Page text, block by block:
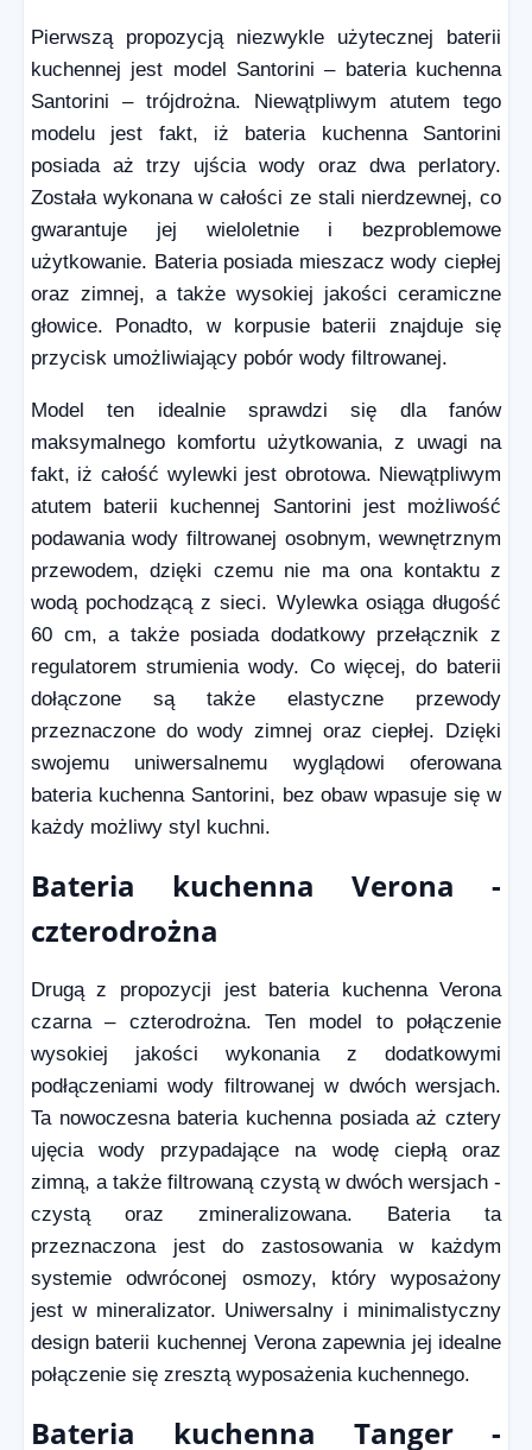
Pierwszą propozycją niezwykle użytecznej baterii
kuchennej jest model Santorini – bateria kuchenna
Santorini – trójdrożna. Niewątpliwym atutem tego
modelu jest fakt, iż bateria kuchenna Santorini
posiada aż trzy ujścia wody oraz dwa perlatory.
Została wykonana w całości ze stali nierdzewnej, co
gwarantuje jej wieloletnie i bezproblemowe
użytkowanie. Bateria posiada mieszacz wody ciepłej
oraz zimnej, a także wysokiej jakości ceramiczne
głowice. Ponadto, w korpusie baterii znajduje się
przycisk umożliwiający pobór wody filtrowanej.
Model ten idealnie sprawdzi się dla fanów
maksymalnego komfortu użytkowania, z uwagi na
fakt, iż całość wylewki jest obrotowa. Niewątpliwym
atutem baterii kuchennej Santorini jest możliwość
podawania wody filtrowanej osobnym, wewnętrznym
przewodem, dzięki czemu nie ma ona kontaktu z
wodą pochodzącą z sieci. Wylewka osiąga długość
60 cm, a także posiada dodatkowy przełącznik z
regulatorem strumienia wody. Co więcej, do baterii
dołączone są także elastyczne przewody
przeznaczone do wody zimnej oraz ciepłej. Dzięki
swojemu uniwersalnemu wyglądowi oferowana
bateria kuchenna Santorini, bez obaw wpasuje się w
każdy możliwy styl kuchni.
Bateria kuchenna Verona -
czterodrożna
Drugą z propozycji jest bateria kuchenna Verona
czarna – czterodrożna. Ten model to połączenie
wysokiej jakości wykonania z dodatkowymi
podłączeniami wody filtrowanej w dwóch wersjach.
Ta nowoczesna bateria kuchenna posiada aż cztery
ujęcia wody przypadające na wodę ciepłą oraz
zimną, a także filtrowaną czystą w dwóch wersjach -
czystą oraz zmineralizowana. Bateria ta
przeznaczona jest do zastosowania w każdym
systemie odwróconej osmozy, który wyposażony
jest w mineralizator. Uniwersalny i minimalistyczny
design baterii kuchennej Verona zapewnia jej idealne
połączenie się zresztą wyposażenia kuchennego.
Bateria kuchenna Tanger -